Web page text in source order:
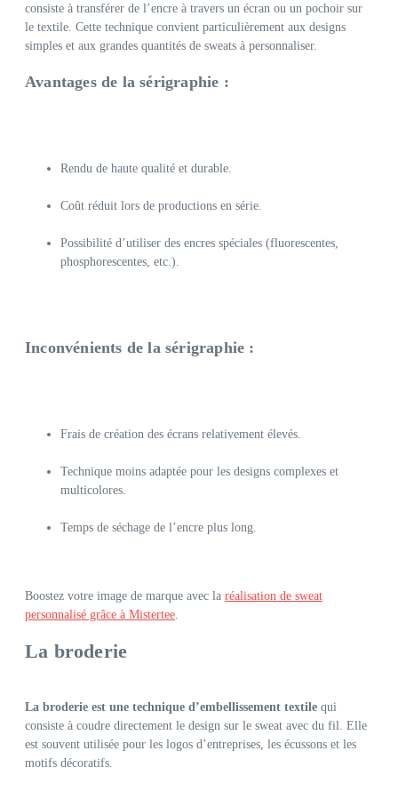
consiste à transférer de l’encre à travers un écran ou un pochoir sur
le textile. Cette technique convient particulièrement aux designs
simples et aux grandes quantités de sweats à personnaliser.
Avantages de la sérigraphie :
Rendu de haute qualité et durable.
Coût réduit lors de productions en série.
Possibilité d’utiliser des encres spéciales (fluorescentes,
phosphorescentes, etc.).
Inconvénients de la sérigraphie :
Frais de création des écrans relativement élevés.
Technique moins adaptée pour les designs complexes et
multicolores.
Temps de séchage de l’encre plus long.
Boostez votre image de marque avec la réalisation de sweat
personnalisé grâce à Mistertee
La broderie
La broderie est une technique d’embellissement textile qui
consiste à coudre directement le design sur le sweat avec du fil. Elle
est souvent utilisée pour les logos d’entreprises, les écussons et les
motifs décoratifs.